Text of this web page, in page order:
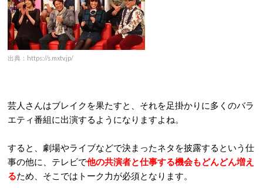
出典：https://s.mxtv.jp/
芸人さんはブレイクを果たすと、それを足掛かりに多くのバラ
エティ番組に出演するようになりますよね。
すると、劇場やライブなどで決まったネタを披露するという仕
事の他に、テレビで他の共演者と仕事する機会もどんどん増え
るため、そこではトーク力が必須となります。